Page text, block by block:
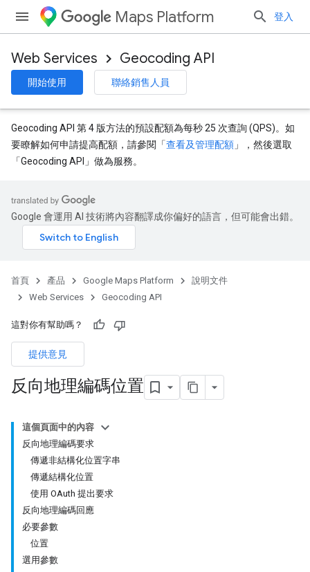
Maps Platform 登入
Web Services Geocoding API
開始使用 聯絡銷售人員
Geocoding API 第 4 版方法的預設配額為每秒 25 次查詢 (QPS)。如
要瞭解如何申請提高配額，請參閱「查看及管理配額 」，然後選取
「Geocoding API」 做為服務。
Google 會運用 AI 技術將內容翻譯成你偏好的語言，但可能會出錯。
首頁 產品 Google Maps Platform
說明文件
Web Services
Geocoding API
這對你有幫助嗎？
提供意見
反向地理編碼位置
這個頁面中的內容
反向地理編碼要求
傳遞非結構化位置字串
傳遞結構化位置
使用 OAuth 提出要求
反向地理編碼回應
必要參數
位置
選用參數